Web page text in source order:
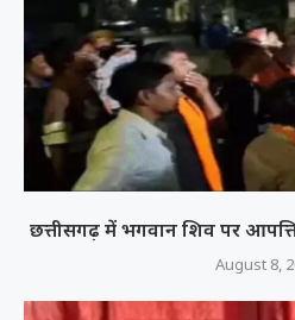
छत्तीसगढ़ में भगवान शिव पर
August 8,